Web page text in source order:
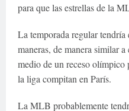
para que las estrellas de la
La temporada regular
maneras, de manera similar a
medio de un receso olímpico
la liga compitan en París.
La MLB probablemente